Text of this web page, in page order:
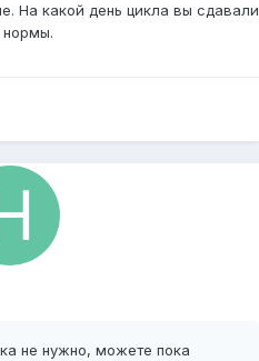
На какой день цикла вы сдавали
нормы.
не нужно, можете пока